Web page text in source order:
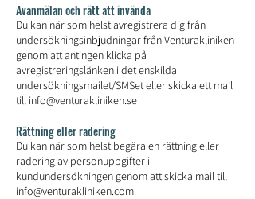
Avanmälan och rätt att invända
Du kan när som helst avregistrera dig från
undersökningsinbjudningar från Venturakliniken
genom att antingen klicka på
avregistreringslänken i det enskilda
undersökningsmailet/SMSet eller skicka ett mail
till info@venturakliniken.se
Rättning eller radering
Du kan när som helst begära en rättning eller
radering av personuppgifter i
kundundersökningen genom att skicka mail till
info@venturakliniken.com